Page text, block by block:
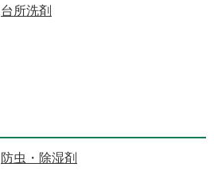
台所洗剤
防虫・除湿剤